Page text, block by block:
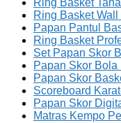
Ring Basket
Papan Pantul
Ring Basket
Set Papan Skor
Papan Skor
Papan Skor
Scoreboard
Papan Skor
Matras Kempo